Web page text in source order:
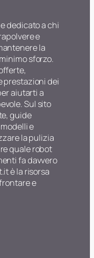
dedicato a chi
e
la
sforzo.
prestazioni dei
aiutarti a
Sul sito
guide
e
la pulizia
quale robot
fa davvero
è la risorsa
e